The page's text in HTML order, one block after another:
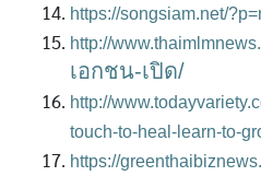
https://songsiam.net/
http://
เอกชน-เปิด/
http://
touch-to-heal-learn-to-
https://